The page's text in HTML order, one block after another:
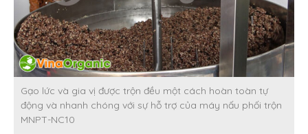
Gạo lức và gia vị được trộn đều một cách hoàn toàn tự
động và nhanh chóng với sự hỗ trợ của máy nấu phối trộn
MNPT-NC10